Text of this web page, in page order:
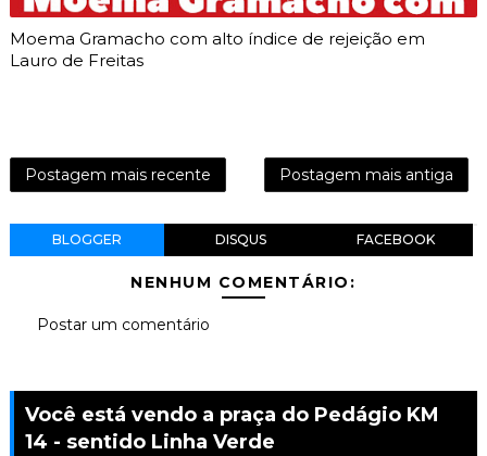
Moema Gramacho com alto índice de rejeição em
Lauro de Freitas
Postagem mais recente Postagem mais antiga
BLOGGER DISQUS FACEBOOK
NENHUM COMENTÁRIO:
Postar um comentário
Você está vendo a praça do Pedágio KM
14 - sentido Linha Verde